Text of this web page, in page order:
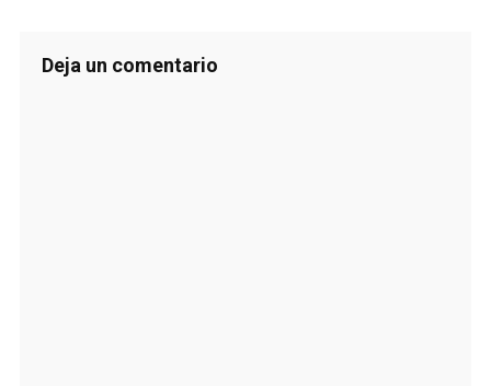
Deja un comentario